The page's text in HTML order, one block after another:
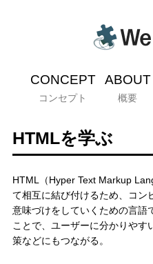
CONCEPT
コンセプト
ABOUT
概要
HTMLを学ぶ
HTML（Hyper Text Markup
て相互に結び付けるため、コン
意味づけをしていくための言語
ことで、ユーザーに分かりやす
策などにもつながる。